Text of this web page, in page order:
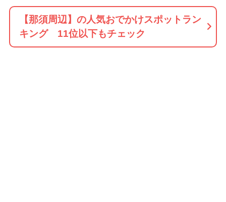
【那須周辺】の人気おでかけスポットラン
キング 11位以下もチェック